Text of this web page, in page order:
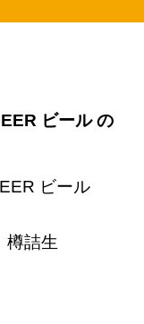
ビールの
ビール
詰生